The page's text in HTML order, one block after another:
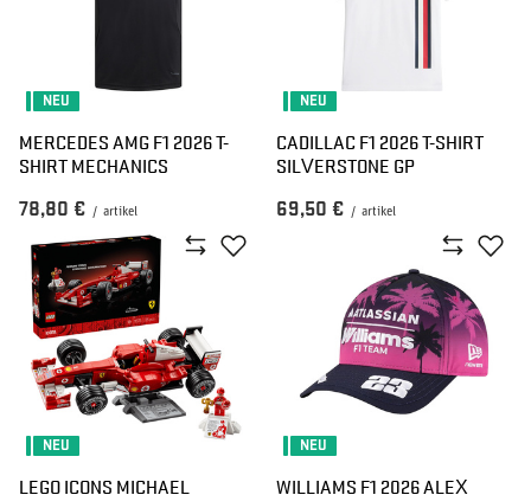
NEU
MERCEDES AMG F1 2026 T-
SHIRT MECHANICS
78,80 € / artikel
NEU
CADILLAC F1 2026 T-SHIRT
SILVERSTONE GP
69,50 € / artikel
NEU
LEGO ICONS MICHAEL
NEU
WILLIAMS F1 2026 ALEX